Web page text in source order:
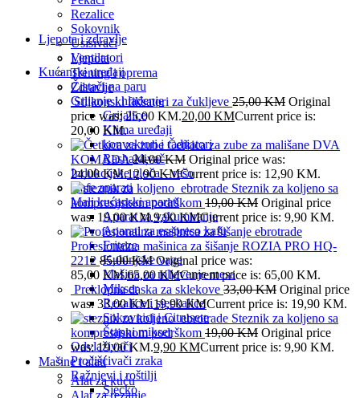
Rezalice
Sokovnik
Usisivači
Ventilatori
Kućanski uređaji
Čistači na paru
Grijanje i hlađenje
Grijalice
Klima uređaji
konvektori i radijatori
Rashalđivač
Indukcijske ploča – rešo
Kafe aparati
Mali kućanski aparati
Aparat za vakumiranje
Aparati za esspreso kafu
Friteze
Kuhinjske vage
Mašina za mljevenje mesa
Mikser
Rezalice i sjeckalice
Sokovnici i Citrusete
Štapni mikser
Odvlaživači
Pročišćivači zraka
Ražnjevi i roštilji
Sjecko
Ljepota i zdravlje
Ljepota
Trening i oprema
Zdravlje
Silikonski fiksatori za čukljeve 25,00KM Original
price was: 25,00 KM.20,00 KMCurrent price is:
20,00 KM.
Četkica za zube za mališane DVA
KOMADA24,00KM Original price was:
24,00 KM.12,90KMCurrent price is: 12,90 KM.
Steznik za koljeno sa
kompresijskom podrškom 19,00KM Original price
was: 19,00 KM.9,90KMCurrent price is: 9,90 KM.
Profesionalna mašinica za šišanje ROZIA PRO HQ-
2212 85,00KM Original price was:
85,00 KM.65,00KMCurrent price is: 65,00 KM.
Preklopna daska za sklekove 33,00KM Original price
was: 33,00 KM.19,90KMCurrent price is: 19,90 KM.
Steznik za koljeno sa
kompresijskom podrškom 19,00KM Original price
was: 19,00 KM.9,90 KMCurrent price is: 9,90 KM.
Mašine i alati
Alat za kuću
Alat za rezanje